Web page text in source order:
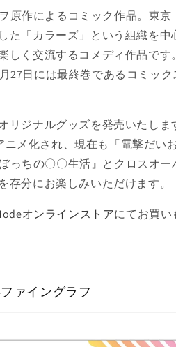
原作によるコミック作品。東
た「カラーズ」という組織を中
しく交流するコメディ作品です
27日には最終巻であるコミッ
ジナルグッズを発売いたしま
メ化され、現在も「電撃だい
っちの〇〇生活』とクロスオー
分にお楽しみいただけます。
オンラインストアにてお買い
ァイングラフ